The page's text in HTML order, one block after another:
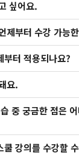
싶어요.
제부터 수강 가능
부터 적용되나요?
요.
중 궁금한 점은
쿨 강의를 수강할